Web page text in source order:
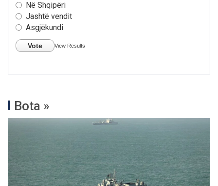
Në Shqipëri
Jashtë vendit
Asgjëkundi
Vote View Results
Bota »